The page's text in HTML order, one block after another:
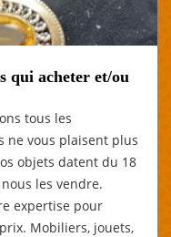
qui acheter et/ou
tous les
ne vous plaisent plus
objets datent du 18
les vendre.
expertise pour
Mobiliers, jouets,